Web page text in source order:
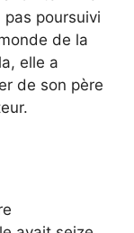
pas poursuivi
de la
elle a
de son père